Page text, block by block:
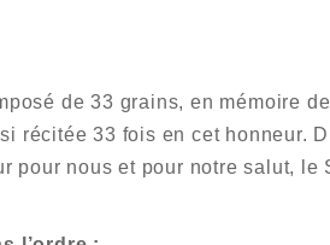
de 33 grains, en mémoire
récitée 33 fois en cet honneur.
pour nous et pour notre salut, le